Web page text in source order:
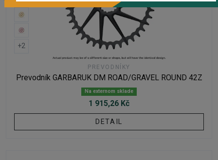
+2
PREVODNÍKY
Prevodník GARBARUK DM ROAD/GRAVEL ROUND 42Z
Na externom sklade
1 915,26 Kč
DETAIL